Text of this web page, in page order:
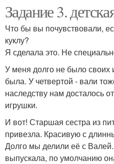
Задание 3.
Что бы вы почувствовали,
куклу?
Я сделала это. Не
У меня долго не было своих
была. У четвертой - вали
наследству нам досталось
игрушки.
И вот! Старшая сестра из
привезла. Красивую с
Долго мы делили её с Валей.
выпускала, по умолчанию